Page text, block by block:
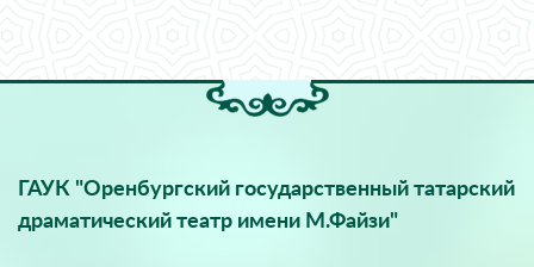
ГАУК "Оренбургский государственный татарский
драматический театр имени М.Файзи"